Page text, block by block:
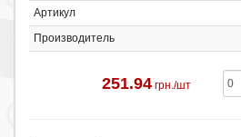
Артикул
Производитель
251.94 грн./шт